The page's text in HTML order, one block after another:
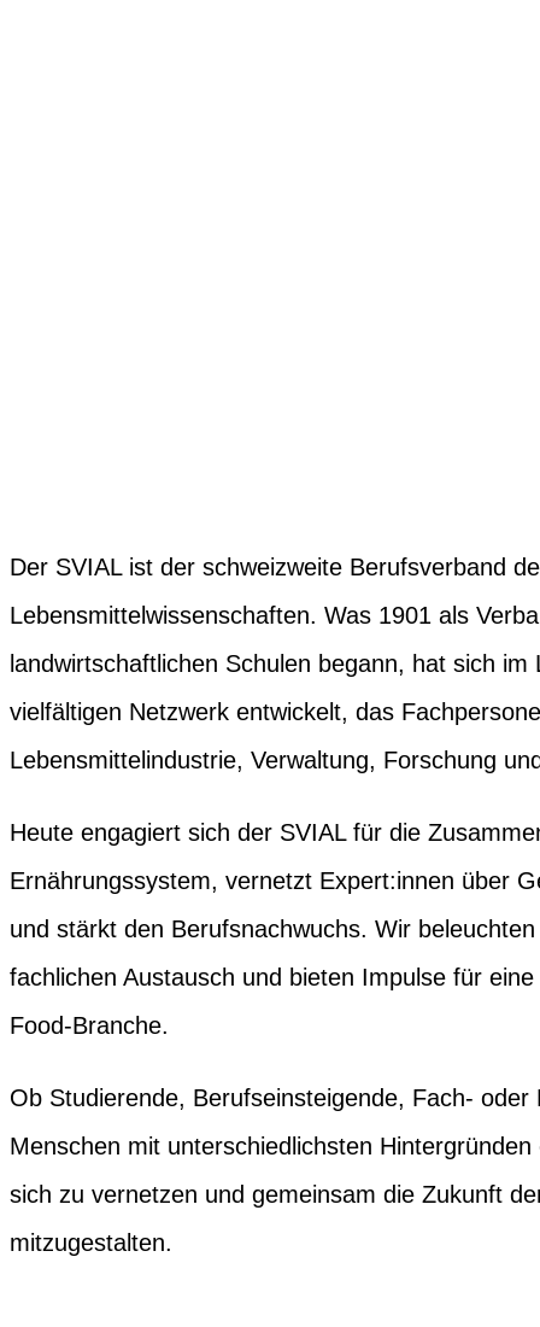
Der SVIAL ist der schweizweite Berufsverband
Lebensmittelwissenschaften. Was 1901 als
landwirtschaftlichen Schulen begann, hat sich
vielfältigen Netzwerk entwickelt, das
Lebensmittelindustrie, Verwaltung, Forschung
Heute engagiert sich der SVIAL für die
Ernährungssystem, vernetzt Expert:innen über
und stärkt den Berufsnachwuchs. Wir
fachlichen Austausch und bieten Impulse für
Food-Branche.
Ob Studierende, Berufseinsteigende, Fach-
Menschen mit unterschiedlichsten
sich zu vernetzen und gemeinsam die Zukunft
mitzugestalten.